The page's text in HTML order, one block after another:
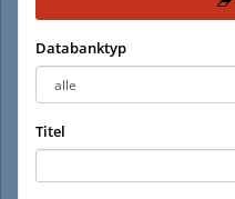
Databanktyp
Titel